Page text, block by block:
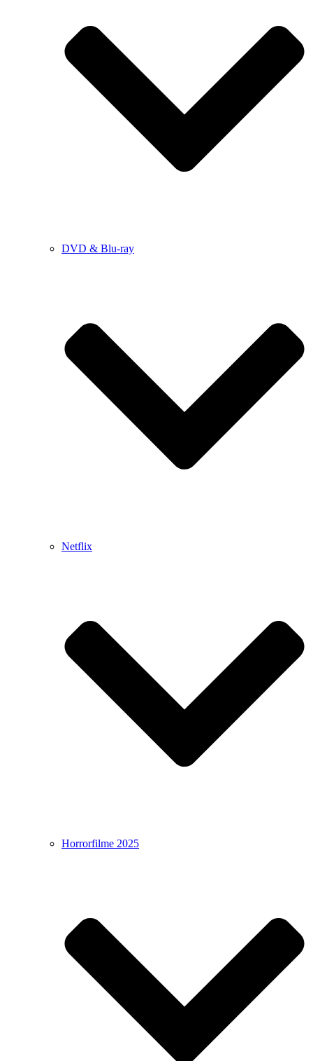
DVD & Blu-ray
Netflix
Horrorfilme 2025